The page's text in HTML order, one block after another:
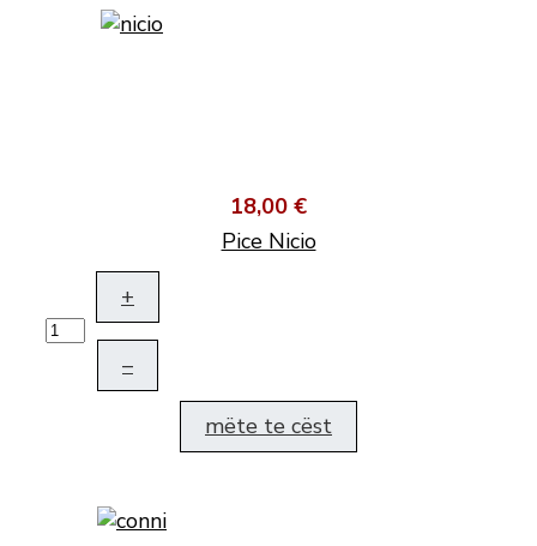
18,00 €
Pice Nicio
+
–
mëte te cëst